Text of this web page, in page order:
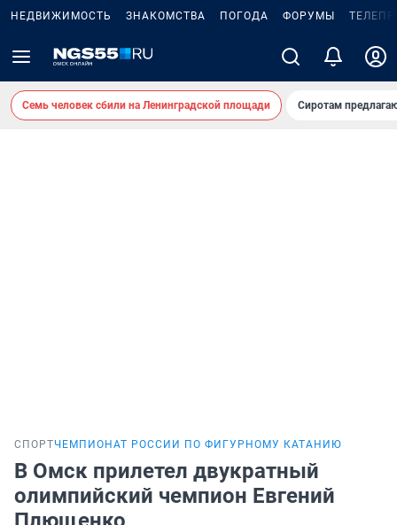
НЕДВИЖИМОСТЬ ЗНАКОМСТВА ПОГОДА ФОРУМЫ
Семь человек сбили на Ленинградской площади Сиротам
СПОРТЧЕМПИОНАТ РОССИИ ПО ФИГУРНОМУ КАТАНИЮ
В Омск прилетел двукратный
олимпийский чемпион Евгений